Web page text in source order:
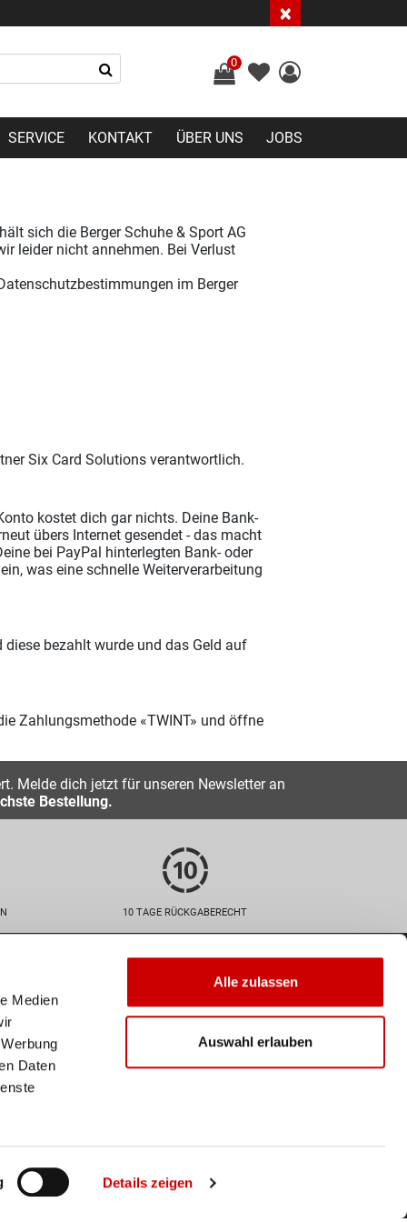
Medien
Daten
Details zeigen
Alle zulassen
Auswahl erlauben
×
0
SERVICE KONTAKT ÜBER UNS JOBS
sich die Berger Schuhe & Sport AG
leider nicht annehmen. Bei Verlust
im Berger
Six Card Solutions verantwortlich.
kostet dich gar nichts. Deine Bank-
übers Internet gesendet - das macht
bei PayPal hinterlegten Bank- oder
was eine schnelle Weiterverarbeitung
bezahlt wurde und das Geld auf
Zahlungsmethode «TWINT» und öffne
Melde dich jetzt für unseren Newsletter an
Bestellung.
10 TAGE RÜCKGABERECHT
Zahlarten
CHF ist der Versand